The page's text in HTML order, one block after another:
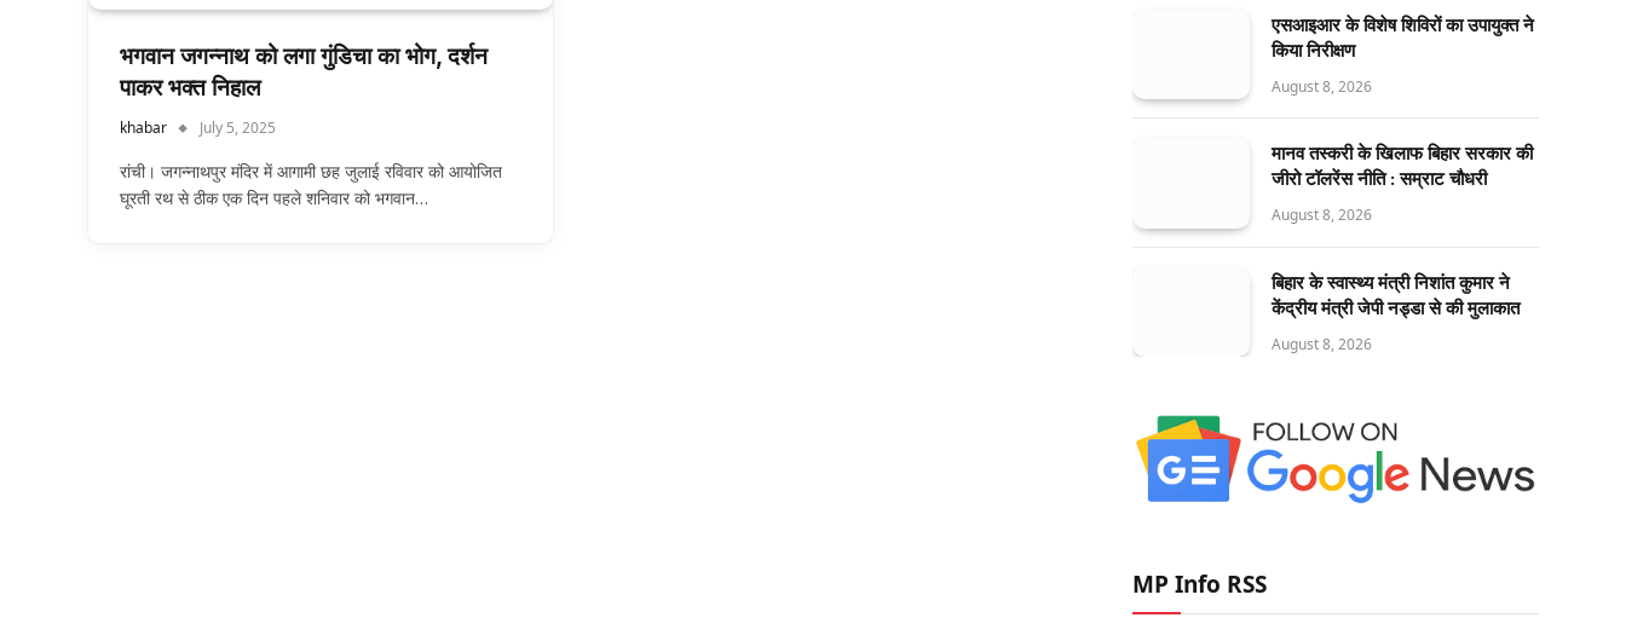
भगवान जगन्नाथ को लगा गुंडिचा का भोग, दर्शन
पाकर भक्‍त निहाल
khabar July 5, 2025
रांची। जगन्नाथपुर मंदिर में आगामी छह जुलाई रविवार को आयोजित
घूरती रथ से ठीक एक दिन पहले शनिवार को भगवान…
एसआइआर के विशेष शिविरों का उपायुक्त ने
किया निरीक्षण
August 8, 2026
मानव तस्करी के खिलाफ बिहार सरकार की
जीरो टॉलरेंस नीति : सम्राट चौधरी
August 8, 2026
बिहार के स्वास्थ्य मंत्री निशांत कुमार ने
केंद्रीय मंत्री जेपी नड्डा से की मुलाकात
August 8, 2026
MP Info RSS